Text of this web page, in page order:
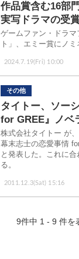
2024.7.19(Fri) 10:00
作品賞含む16部
実写ドラマの受
ゲームファン・ドラ
ト」、エミー賞にノミ
その他
2011.12.3(Sat) 15:16
タイトー、ソー
for GREE』ノベ
株式会社タイトー が
幕末志士の恋愛事情
と発表した。これに
る。
9件中 1 - 9 件を